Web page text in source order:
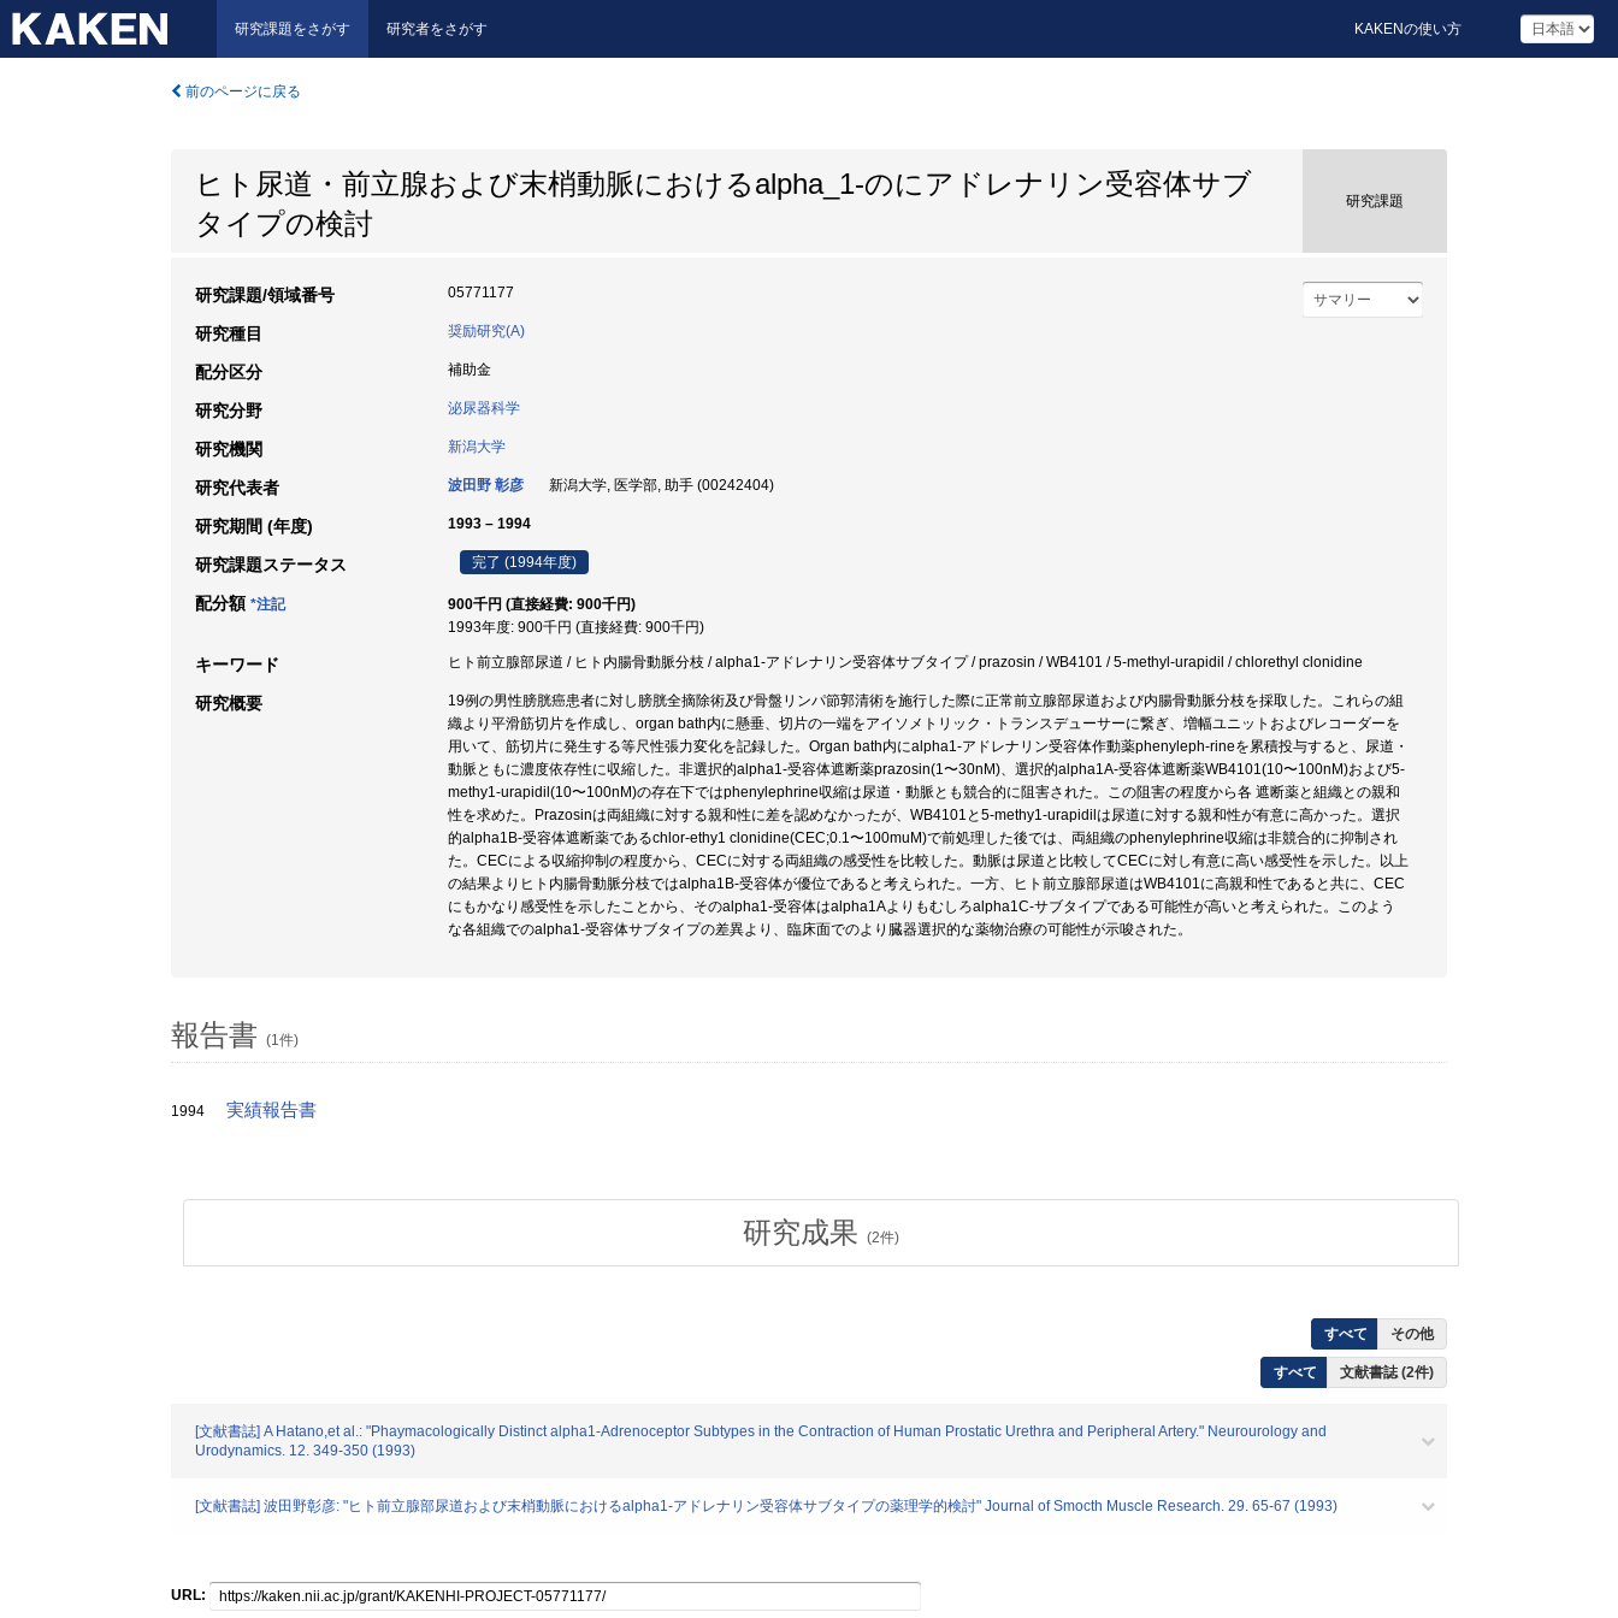
研究課題をさがす 研究者をさがす KAKENの使い方
前のページに戻る
ヒト尿道・前立腺および末梢動脈におけるalpha_1-のにアドレナリン受容体サブ
タイプの検討
研究課題
研究課題/領域番号 05771177
研究種目 奨励研究(A)
配分区分 補助金
研究分野 泌尿器科学
研究機関 新潟大学
研究代表者 波田野 彰彦 新潟大学, 医学部, 助手 (00242404)
研究期間 (年度) 1993 – 1994
研究課題ステータス 完了 (1994年度)
配分額 *注記
900千円 (直接経費: 900千円)
1993年度: 900千円 (直接経費: 900千円)
キーワード ヒト前立腺部尿道 / ヒト内腸骨動脈分枝 / alpha1-アドレナリン受容体サブタイプ / prazosin / WB4101 / 5-methyl-urapidil / chlorethyl clonidine
研究概要
19例の男性膀胱癌患者に対し膀胱全摘除術及び骨盤リンパ節郭清術を施行した際に正常前立腺部尿道および内腸骨動脈分枝を採取した。これらの組
織より平滑筋切片を作成し、organ bath内に懸垂、切片の一端をアイソメトリック・トランスデューサーに繋ぎ、増幅ユニットおよびレコーダーを
用いて、筋切片に発生する等尺性張力変化を記録した。Organ bath内にalpha1-アドレナリン受容体作動薬phenyleph-rineを累積投与すると、尿道・
動脈ともに濃度依存性に収縮した。非選択的alpha1-受容体遮断薬prazosin(1〜30nM)、選択的alpha1A-受容体遮断薬WB4101(10〜100nM)および5-
methy1-urapidil(10〜100nM)の存在下ではphenylephrine収縮は尿道・動脈とも競合的に阻害された。この阻害の程度から各 遮断薬と組織との親和
性を求めた。Prazosinは両組織に対する親和性に差を認めなかったが、WB4101と5-methy1-urapidilは尿道に対する親和性が有意に高かった。選択
的alpha1B-受容体遮断薬であるchlor-ethy1 clonidine(CEC;0.1〜100muM)で前処理した後では、両組織のphenylephrine収縮は非競合的に抑制され
た。CECによる収縮抑制の程度から、CECに対する両組織の感受性を比較した。動脈は尿道と比較してCECに対し有意に高い感受性を示した。以上
の結果よりヒト内腸骨動脈分枝ではalpha1B-受容体が優位であると考えられた。一方、ヒト前立腺部尿道はWB4101に高親和性であると共に、CEC
にもかなり感受性を示したことから、そのalpha1-受容体はalpha1Aよりもむしろalpha1C-サブタイプである可能性が高いと考えられた。このよう
な各組織でのalpha1-受容体サブタイプの差異より、臨床面でのより臓器選択的な薬物治療の可能性が示唆された。
報告書 (1件)
1994 実績報告書
研究成果 (2件)
すべて その他
すべて 文献書誌 (2件)
[文献書誌] A Hatano,et al.: "Phaymacologically Distinct alpha1-Adrenoceptor Subtypes in the Contraction of Human Prostatic Urethra and Peripheral Artery." Neurourology and
Urodynamics. 12. 349-350 (1993)
[文献書誌] 波田野彰彦: "ヒト前立腺部尿道および末梢動脈におけるalpha1-アドレナリン受容体サブタイプの薬理学的検討" Journal of Smocth Muscle Research. 29. 65-67 (1993)
URL: